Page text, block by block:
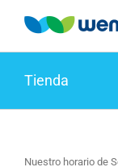
Tienda
Nuestro horario de